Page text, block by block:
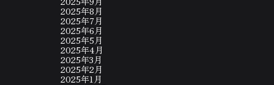
2025年8月
2025年7月
2025年6月
2025年5月
2025年4月
2025年3月
2025年2月
2025年1月